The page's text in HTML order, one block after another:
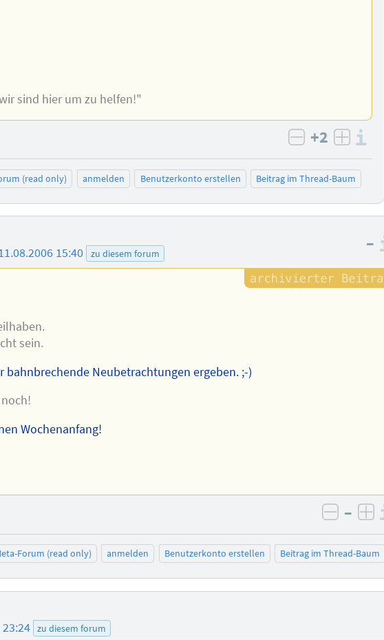
sind hier um zu helfen!"
negativ
+2
(read only) anmelden Benutzerkonto erstellen Beitrag im Thread-Baum
15:40 zu diesem forum –
sein.
bahnbrechende Neubetrachtungen ergeben. ;-)
Wochenanfang!
negativ
–
Forum (read only) anmelden Benutzerkonto erstellen Beitrag im Thread-Baum
zu diesem forum